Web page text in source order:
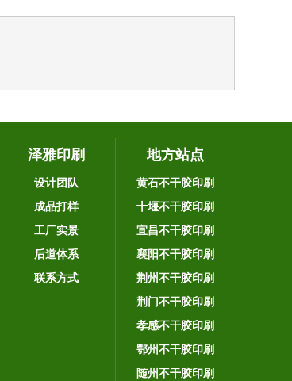
泽雅印刷
设计团队
成品打样
工厂实景
后道体系
联系方式
地方站点
黄石不干胶印刷
十堰不干胶印刷
宜昌不干胶印刷
襄阳不干胶印刷
荆州不干胶印刷
荆门不干胶印刷
孝感不干胶印刷
鄂州不干胶印刷
随州不干胶印刷